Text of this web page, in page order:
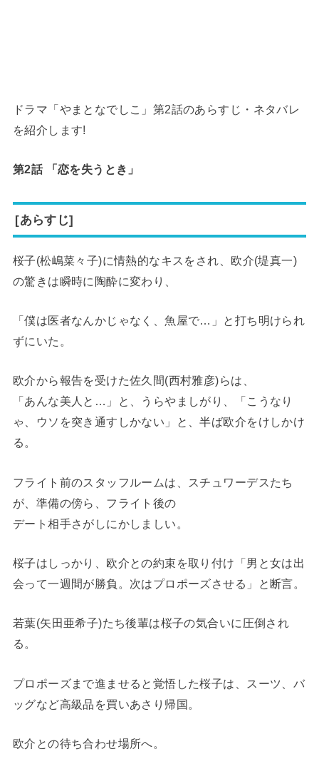
ドラマ「やまとなでしこ」第2話のあらすじ・ネタバレ
を紹介します!
第2話 「恋を失うとき」
[あらすじ]
桜子(松嶋菜々子)に情熱的なキスをされ、欧介(堤真一)
の驚きは瞬時に陶酔に変わり、
「僕は医者なんかじゃなく、魚屋で…」と打ち明けられ
ずにいた。
欧介から報告を受けた佐久間(西村雅彦)らは、
「あんな美人と…」と、うらやましがり、「こうなり
ゃ、ウソを突き通すしかない」と、半ば欧介をけしかけ
る。
フライト前のスタッフルームは、スチュワーデスたち
が、準備の傍ら、フライト後の
デート相手さがしにかしましい。
桜子はしっかり、欧介との約束を取り付け「男と女は出
会って一週間が勝負。次はプロポーズさせる」と断言。
若葉(矢田亜希子)たち後輩は桜子の気合いに圧倒され
る。
プロポーズまで進ませると覚悟した桜子は、スーツ、バ
ッグなど高級品を買いあさり帰国。
欧介との待ち合わせ場所へ。